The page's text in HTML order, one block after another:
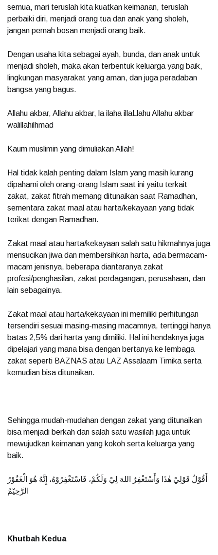
semua, mari teruslah kita kuatkan keimanan, teruslah
perbaiki diri, menjadi orang tua dan anak yang sholeh,
jangan pernah bosan menjadi orang baik.
Dengan usaha kita sebagai ayah, bunda, dan anak untuk
menjadi sholeh, maka akan terbentuk keluarga yang baik,
lingkungan masyarakat yang aman, dan juga peradaban
bangsa yang bagus.
Allahu akbar, Allahu akbar, la ilaha illaLlahu Allahu akbar
walillahilhmad
Kaum muslimin yang dimuliakan Allah!
Hal tidak kalah penting dalam Islam yang masih kurang
dipahami oleh orang-orang Islam saat ini yaitu terkait
zakat, zakat fitrah memang ditunaikan saat Ramadhan,
sementara zakat maal atau harta/kekayaan yang tidak
terikat dengan Ramadhan.
Zakat maal atau harta/kekayaan salah satu hikmahnya juga
mensucikan jiwa dan membersihkan harta, ada bermacam-
macam jenisnya, beberapa diantaranya zakat
profesi/penghasilan, zakat perdagangan, perusahaan, dan
lain sebagainya.
Zakat maal atau harta/kekayaan ini memiliki perhitungan
tersendiri sesuai masing-masing macamnya, tertinggi hanya
batas 2,5% dari harta yang dimiliki. Hal ini hendaknya juga
dipelajari yang mana bisa dengan bertanya ke lembaga
zakat seperti BAZNAS atau LAZ Assalaam Timika serta
kemudian bisa ditunaikan.
Sehingga mudah-mudahan dengan zakat yang ditunaikan
bisa menjadi berkah dan salah satu wasilah juga untuk
mewujudkan keimanan yang kokoh serta keluarga yang
baik.
أَقُوْلُ قَوْلِيْ هٰذَا وَأَسْتَغْفِرُ اللهَ لِيْ وَلَكُمْ، فَاسْتَغْفِرُوْهُ، إِنَّهُ هُوَ الْغَفُوْرُ
Khutbah Kedua